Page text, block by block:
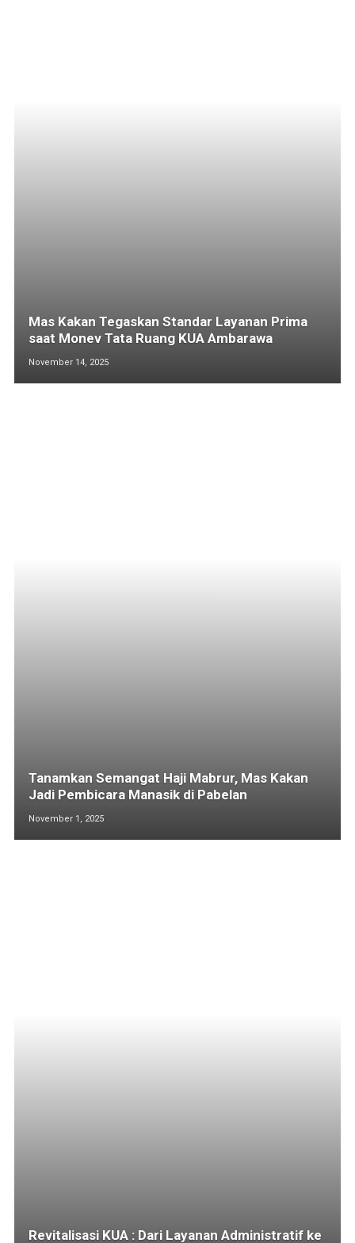
Mas Kakan Tegaskan Standar Layanan Prima
saat Monev Tata Ruang KUA Ambarawa
November 14, 2025
Tanamkan Semangat Haji Mabrur, Mas Kakan
Jadi Pembicara Manasik di Pabelan
November 1, 2025
Revitalisasi KUA : Dari Layanan Administratif ke